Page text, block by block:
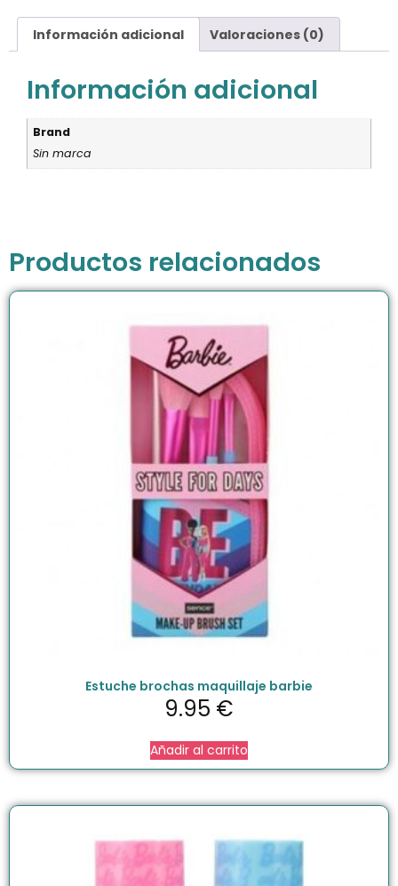
Información adicional Valoraciones (0)
Información adicional
Brand
Sin marca
Productos relacionados
Estuche brochas maquillaje barbie
9.95 €
Añadir al carrito